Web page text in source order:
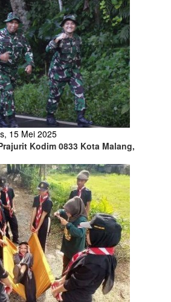
15 Mei 2025
Kodim 0833 Kota Malang,